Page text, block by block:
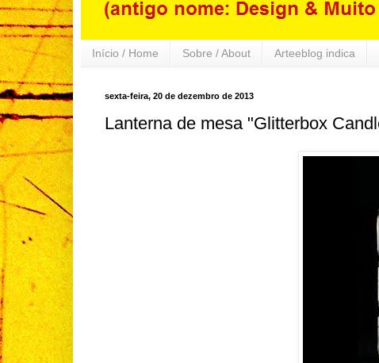
Início / Home Sobre / About Arteeblog indica
sexta-feira, 20 de dezembro de 2013
Lanterna de mesa "Glitterbox